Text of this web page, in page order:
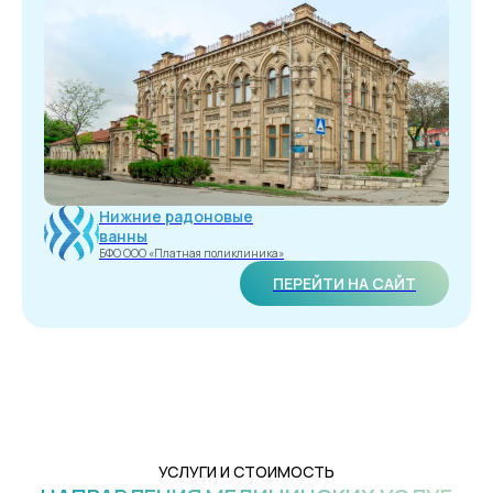
Нижние радоновые
ванны
БФО ООО «Платная поликлиника»
ПЕРЕЙТИ НА САЙТ
УСЛУГИ И СТОИМОСТЬ